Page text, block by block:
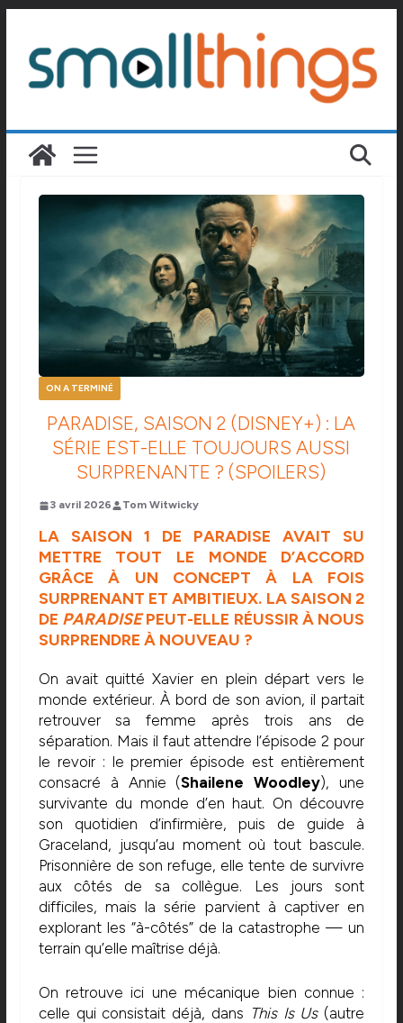
contenu
ON A TERMINÉ
PARADISE, SAISON 2 (DISNEY+) : LA
SÉRIE EST-ELLE TOUJOURS AUSSI
SURPRENANTE ? (SPOILERS)
3 avril 2026 Tom Witwicky
LA SAISON 1 DE PARADISE AVAIT SU
METTRE TOUT LE MONDE D’ACCORD
GRÂCE À UN CONCEPT À LA FOIS
SURPRENANT ET AMBITIEUX. LA SAISON 2
DE PARADISEPEUT-ELLE RÉUSSIR À NOUS
SURPRENDRE À NOUVEAU ?
On avait quitté Xavier en plein départ vers le
monde extérieur. À bord de son avion, il partait
retrouver sa femme après trois ans de
séparation. Mais il faut attendre l’épisode 2 pour
le revoir : le premier épisode est entièrement
consacré à Annie (Shailene Woodley), une
survivante du monde d’en haut. On découvre
son quotidien d’infirmière, puis de guide à
Graceland, jusqu’au moment où tout bascule.
Prisonnière de son refuge, elle tente de survivre
aux côtés de sa collègue. Les jours sont
difficiles, mais la série parvient à captiver en
explorant les “à-côtés” de la catastrophe — un
terrain qu’elle maîtrise déjà.
On retrouve ici une mécanique bien connue :
celle qui consistait déjà, dans This Is Us(autre